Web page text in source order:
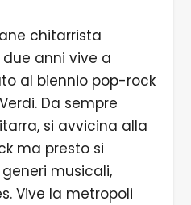
chitarrista
anni vive a
al biennio pop-rock
Da sempre
si avvicina alla
ma presto si
musicali,
Vive la metropoli